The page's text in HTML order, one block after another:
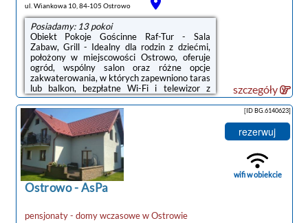
ul. Wiankowa 10, 84-105 Ostrowo
Posiadamy: 13 pokoi
Obiekt Pokoje Gościnne Raf-Tur - Sala
Zabaw, Grill - Idealny dla rodzin z dziećmi,
położony w miejscowości Ostrowo, oferuje
ogród, wspólny salon oraz różne opcje
zakwaterowania, w których zapewniono taras
lub balkon, bezpłatne Wi-Fi i telewizor z
płaskim ekranem.Wyposażenie obejmuje
także lodówkę i czajnik.Na terenie obiektu
Pokoje Gościnne Raf-Tur - Sala Zabaw, Grill -
Idealny dla rodzin z dziećmi dostępny jest plac
zabaw i sprzęt do grillowania.Odległość
ważnych miejsc od obiektu: Plaża w Ostrowie
– 1,5 km, Port Gdynia – 47 km. Lotnisko
Lotnisko Gdańsk-Rębiechowo ...
szczegóły
Ostrowo-AsPa
pensjonaty - domy wczasowewOstrowie
[ID BG.6140623]
rezerwuj
wifi w obiekcie